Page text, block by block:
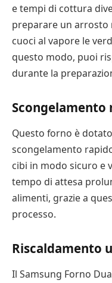
e tempi di cottura
preparare un
cuoci al vapore le
questo modo, puoi
durante la
Scongelamento
Questo forno è
scongelamento
cibi in modo sicuro e
tempo di attesa
alimenti, grazie a
processo.
Riscaldamento
Il Samsung Forno